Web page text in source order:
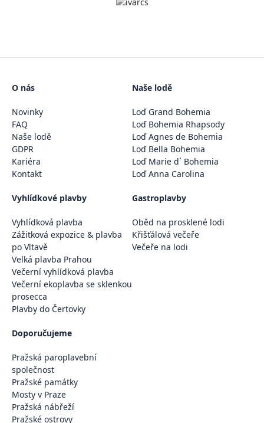
O nás
Novinky
FAQ
Naše lodě
GDPR
Kariéra
Kontakt
Naše lodě
Loď Grand Bohemia
Loď Bohemia Rhapsody
Loď Agnes de Bohemia
Loď Bella Bohemia
Loď Marie d´ Bohemia
Loď Anna Carolina
Vyhlídkové plavby
Vyhlídková plavba
Zážitková expozice & plavba
po Vltavě
Velká plavba Prahou
Večerní vyhlídková plavba
Večerní ekoplavba se sklenkou
prosecca
Plavby do Čertovky
Gastroplavby
Oběd na prosklené lodi
Křišťálová večeře
Večeře na lodi
Doporučujeme
Pražská paroplavební
společnost
Pražské památky
Mosty v Praze
Pražská nábřeží
Pražské ostrovy